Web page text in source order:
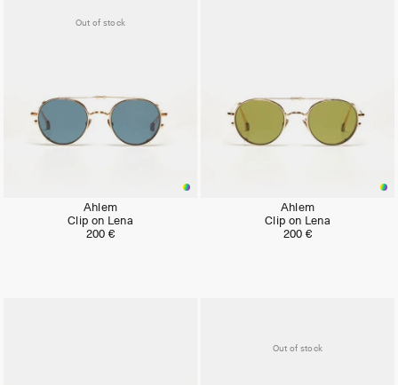
Out of stock
Ahlem
Clip on Lena
200 €
Ahlem
Clip on Lena
200 €
Out of stock